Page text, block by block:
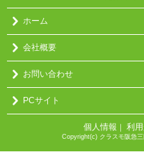
ホーム
会社概要
お問い合わせ
PCサイト
個人情報 ｜ 利
Copyright(c) クラスモ阪急